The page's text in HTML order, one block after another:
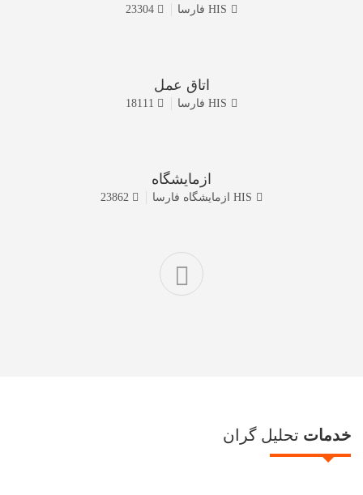
HIS فارسا
اتاق عمل
HIS فارسا
ازمایشگاه
HIS ازمایشگاه فارسا
خدمات تحلیل گران